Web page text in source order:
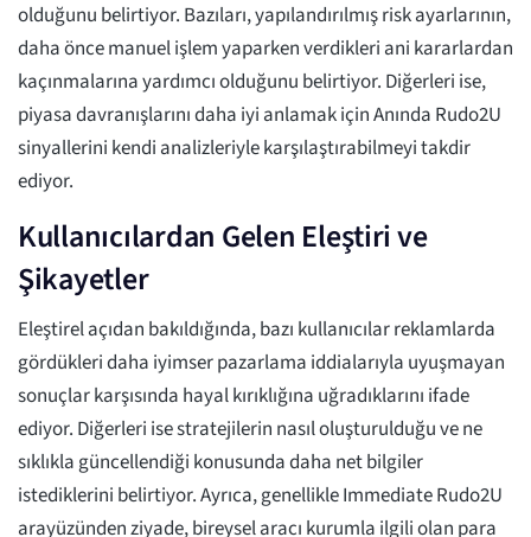
olduğunu belirtiyor. Bazıları, yapılandırılmış risk ayarlarının,
daha önce manuel işlem yaparken verdikleri ani kararlardan
kaçınmalarına yardımcı olduğunu belirtiyor. Diğerleri ise,
piyasa davranışlarını daha iyi anlamak için Anında Rudo2U
sinyallerini kendi analizleriyle karşılaştırabilmeyi takdir
ediyor.
Kullanıcılardan Gelen Eleştiri ve
Şikayetler
Eleştirel açıdan bakıldığında, bazı kullanıcılar reklamlarda
gördükleri daha iyimser pazarlama iddialarıyla uyuşmayan
sonuçlar karşısında hayal kırıklığına uğradıklarını ifade
ediyor. Diğerleri ise stratejilerin nasıl oluşturulduğu ve ne
sıklıkla güncellendiği konusunda daha net bilgiler
istediklerini belirtiyor. Ayrıca, genellikle Immediate Rudo2U
arayüzünden ziyade, bireysel aracı kurumla ilgili olan para